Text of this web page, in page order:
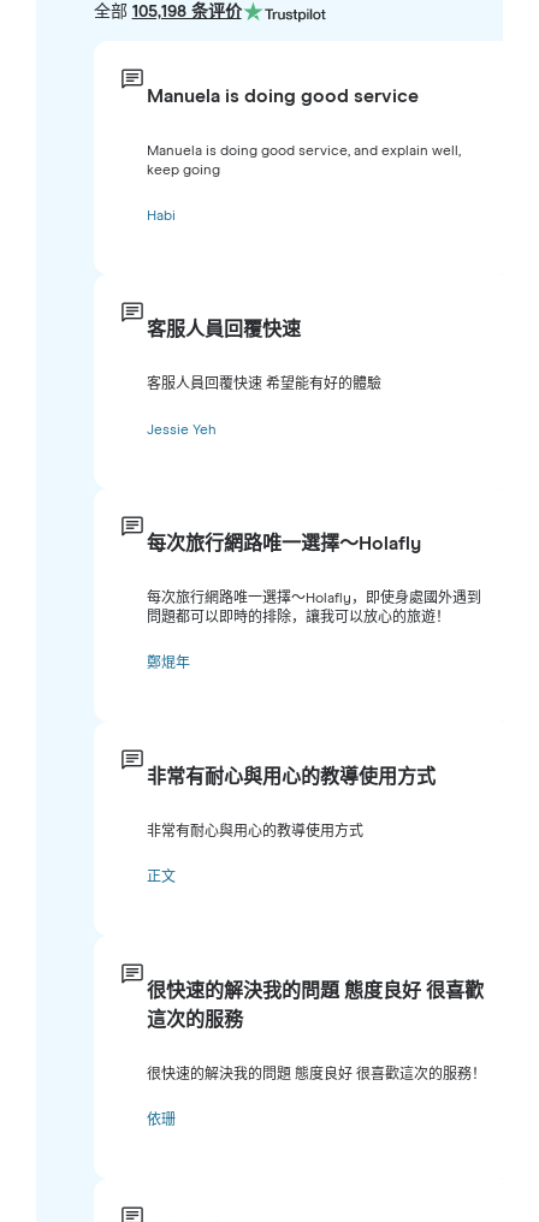
全部 105,198 条评价
Manuela is doing good service
Manuela is doing good service, and explain well,
keep going
Habi
客服人員回覆快速
客服人員回覆快速 希望能有好的體驗
Jessie Yeh
每次旅行網路唯一選擇～Holafly
每次旅行網路唯一選擇～Holafly，即使身處國外遇到
問題都可以即時的排除，讓我可以放心的旅遊！
鄭焜年
非常有耐心與用心的教導使用方式
非常有耐心與用心的教導使用方式
正文
很快速的解決我的問題 態度良好 很喜歡
這次的服務
很快速的解決我的問題 態度良好 很喜歡這次的服務！
依珊